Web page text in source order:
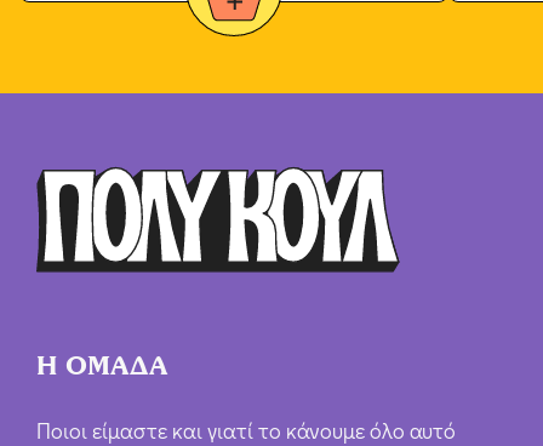
Η ΟΜΑΔΑ
Ποιοι είμαστε και γιατί το κάνουμε όλο αυτό